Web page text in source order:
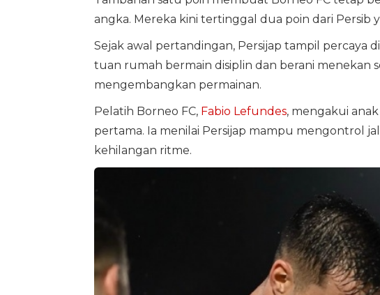
angka. Mereka kini tertinggal dua poin dari
Sejak awal pertandingan, Persijap tampil percaya
tuan rumah bermain disiplin dan berani menekan
mengembangkan permainan.
Pelatih Borneo FC, Fabio Lefundes, mengakui
pertama. Ia menilai Persijap mampu mengontrol
kehilangan ritme.